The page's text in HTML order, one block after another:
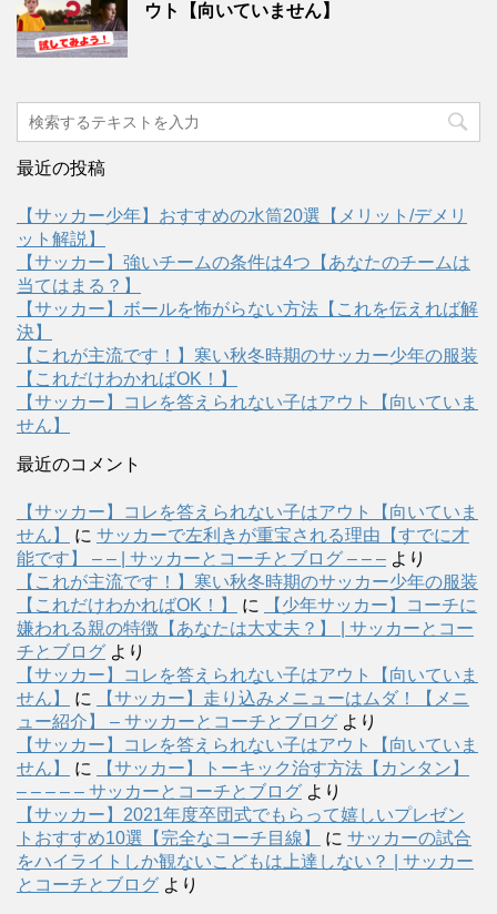
ウト【向いていません】
最近の投稿
【サッカー少年】おすすめの水筒20選【メリット/デメリ
ット解説】
【サッカー】強いチームの条件は4つ【あなたのチームは
当てはまる？】
【サッカー】ボールを怖がらない方法【これを伝えれば解
決】
【これが主流です！】寒い秋冬時期のサッカー少年の服装
【これだけわかればOK！】
【サッカー】コレを答えられない子はアウト【向いていま
せん】
最近のコメント
【サッカー】コレを答えられない子はアウト【向いていま
せん】
に サッカーで左利きが重宝される理由【すでに才
能です】 – – | サッカーとコーチとブログ – – – より
【これが主流です！】寒い秋冬時期のサッカー少年の服装
【これだけわかればOK！】
に
【少年サッカー】コーチに
嫌われる親の特徴【あなたは大丈夫？】 | サッカーとコー
チとブログ より
【サッカー】コレを答えられない子はアウト【向いていま
せん】
に
【サッカー】走り込みメニューはムダ！【メニ
ュー紹介】 – サッカーとコーチとブログ より
【サッカー】コレを答えられない子はアウト【向いていま
せん】
に
【サッカー】トーキック治す方法【カンタン】
– – – – – サッカーとコーチとブログ より
【サッカー】2021年度卒団式でもらって嬉しいプレゼン
トおすすめ10選【完全なコーチ目線】
に サッカーの試合
をハイライトしか観ないこどもは上達しない？ | サッカー
とコーチとブログ より